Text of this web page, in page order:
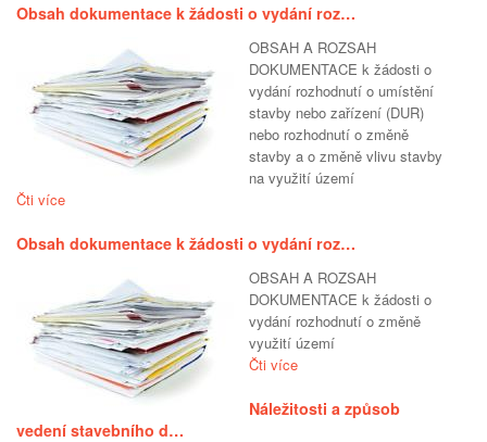
Obsah dokumentace k žádosti o vydání roz…
OBSAH A ROZSAH
DOKUMENTACE k žádosti o
vydání rozhodnutí o umístění
stavby nebo zařízení (DUR)
nebo rozhodnutí o změně
stavby a o změně vlivu stavby
na využití území
Čti více
Obsah dokumentace k žádosti o vydání roz…
OBSAH A ROZSAH
DOKUMENTACE k žádosti o
vydání rozhodnutí o změně
využití území
Čti více
Náležitosti a způsob
vedení stavebního d…